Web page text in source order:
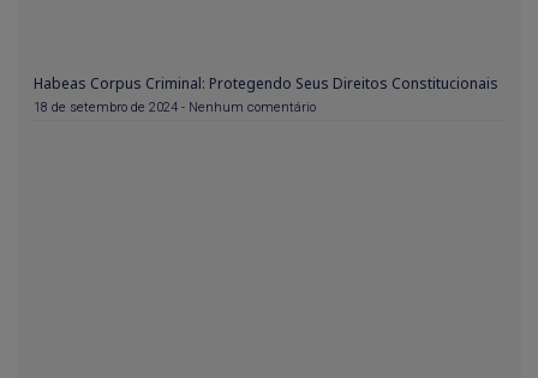
Habeas Corpus Criminal: Protegendo Seus Direitos Constitucionais
18 de setembro de 2024 Nenhum comentário